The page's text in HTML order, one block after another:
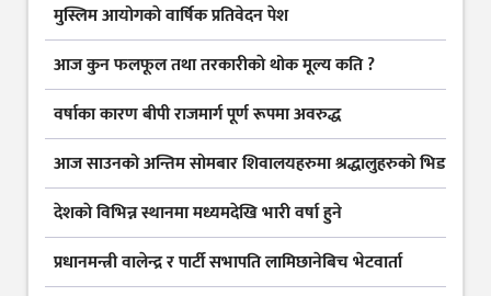
मुस्लिम आयोगकाे वार्षिक प्रतिवेदन पेश
आज कुन फलफूल तथा तरकारीकाे थोक मूल्य कति ?
वर्षाका कारण बीपी राजमार्ग पूर्ण रूपमा अवरुद्ध
आज साउनको अन्तिम सोमबार शिवालयहरुमा श्रद्धालुहरुको भिड
देशकाे विभिन्न स्थानमा मध्यमदेखि भारी वर्षा हुने
प्रधानमन्त्री वालेन्द्र र पार्टी सभापति लामिछानेबिच भेटवार्ता